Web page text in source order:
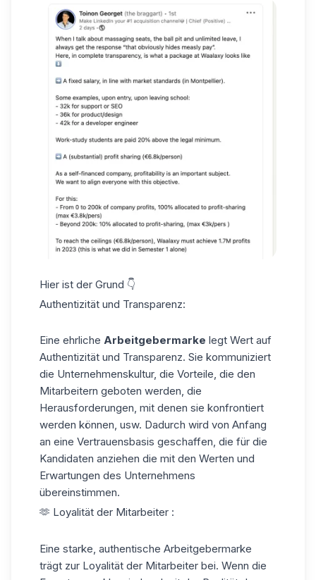
Hier ist der Grund 👇
Authentizität und Transparenz:
Eine ehrliche Arbeitgebermarke legt Wert auf
Authentizität und Transparenz. Sie kommuniziert
die Unternehmenskultur, die Vorteile, die den
Mitarbeitern geboten werden, die
Herausforderungen, mit denen sie konfrontiert
werden können, usw. Dadurch wird von Anfang
an eine Vertrauensbasis geschaffen, die für die
Kandidaten anziehen die mit den Werten und
Erwartungen des Unternehmens
übereinstimmen.
🫶 Loyalität der Mitarbeiter :
Eine starke, authentische Arbeitgebermarke
trägt zur Loyalität der Mitarbeiter bei. Wenn die